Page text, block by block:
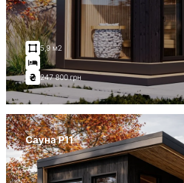
5,9 м2
247 800 грн
Сауна P11